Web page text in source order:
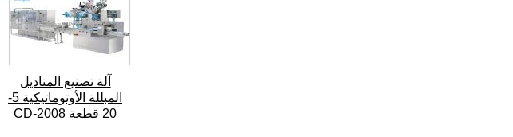
آلة تصنيع المناديل
المبللة الأوتوماتيكية 5-
20 قطعة CD-2008